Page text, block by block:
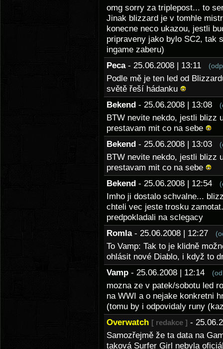
omg sorry za triplepost... to
Jinak blizzard je v tomhle
konecne neco ukazou, jestli
pripraveny jako bylo SC2, tak
ingame zaberu)
Peca - 25.06.2008 | 13:11
Podle mě je ten led od
světě řeší hádanku
Bekend - 25.06.2008 | 13:08
BTW nevite nekdo, jestli blizz
prestavam mit co na sebe
Bekend - 25.06.2008 | 13:03
BTW nevite nekdo, jestli blizz
prestavam mit co na sebe
Bekend - 25.06.2008 | 12:54
Imho ji dostalo schvalne...
chteli vec jeste trosku
predpokladali na sclegacy
Romla - 25.06.2008 | 12:27
To Vamp: Tak to je klidně
ohlásit nové Diablo, i když to
Vamp - 25.06.2008 | 12:14
mozna ze v patek/sobotu led
na WWI a o nejake konkretni
(tomu by i odpovidaly runy
Overwatch [ redakce ] -
Samozřejmě že ta data na
taková Surfer Girl nebyla